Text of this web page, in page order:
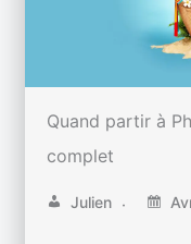
Quand partir à
complet
Julien